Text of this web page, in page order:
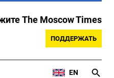
The Moscow Times
ПОДДЕРЖАТЬ
EN